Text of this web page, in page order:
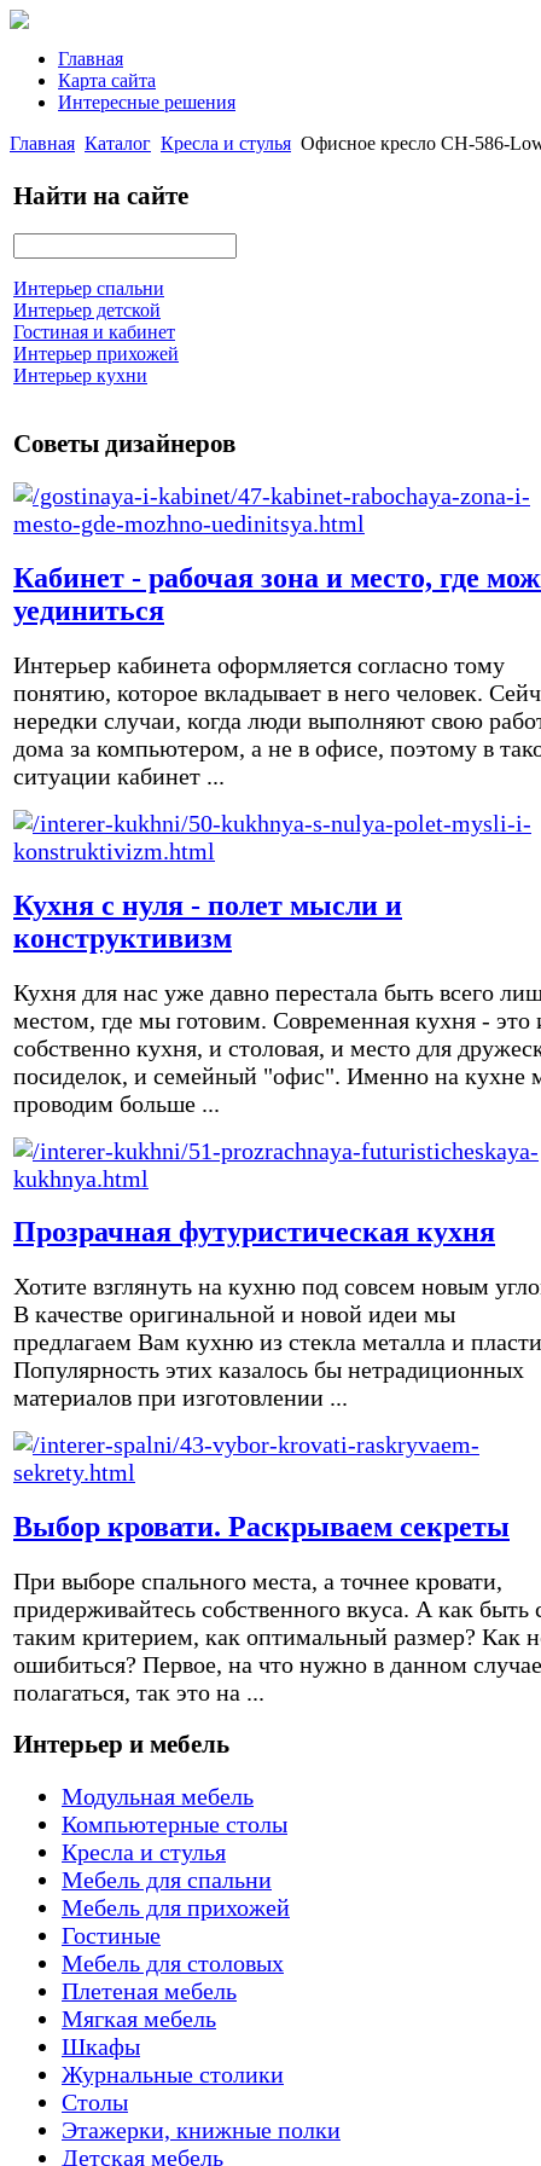
Главная
Карта сайта
Интересные решения
Главная Каталог Кресла и стулья Офисное кресло CH-586-
Найти на сайте
Интерьер спальни
Интерьер детской
Гостиная и кабинет
Интерьер прихожей
Интерьер кухни
Советы дизайнеров
Кабинет - рабочая зона и место, где
уединиться
Интерьер кабинета оформляется согласно тому
понятию, которое вкладывает в него человек.
нередки случаи, когда люди выполняют свою
дома за компьютером, а не в офисе, поэтому в
ситуации кабинет ...
Кухня с нуля - полет мысли и
конструктивизм
Кухня для нас уже давно перестала быть всего
местом, где мы готовим. Современная кухня - это
собственно кухня, и столовая, и место для
посиделок, и семейный "офис". Именно на кухне
проводим больше ...
Прозрачная футуристическая кухня
Хотите взглянуть на кухню под совсем новым
В качестве оригинальной и новой идеи мы
предлагаем Вам кухню из стекла металла и
Популярность этих казалось бы нетрадиционных
материалов при изготовлении ...
Выбор кровати. Раскрываем секреты
При выборе спального места, а точнее кровати,
придерживайтесь собственного вкуса. А как быть
таким критерием, как оптимальный размер? Как
ошибиться? Первое, на что нужно в данном случае
полагаться, так это на ...
Интерьер и мебель
Модульная мебель
Компьютерные столы
Кресла и стулья
Мебель для спальни
Мебель для прихожей
Гостиные
Мебель для столовых
Плетеная мебель
Мягкая мебель
Шкафы
Журнальные столики
Столы
Этажерки, книжные полки
Детская мебель